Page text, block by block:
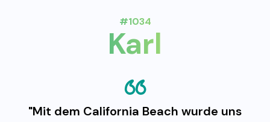
#1034
Karl
"Mit dem California Beach wurde uns